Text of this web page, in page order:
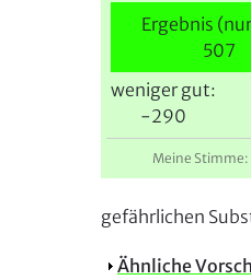
Ergebnis
507
weniger gut:
-290
Meine Stimme:
gefährlichen
A
Ähnliche